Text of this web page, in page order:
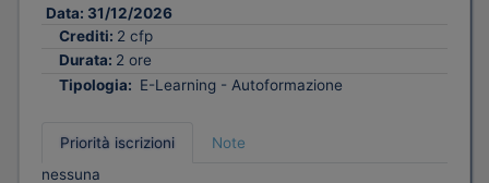
Data: 31/12/2026
Crediti: 2 cfp
Durata: 2 ore
Tipologia: E-Learning - Autoformazione
Priorità iscrizioni
Note
nessuna